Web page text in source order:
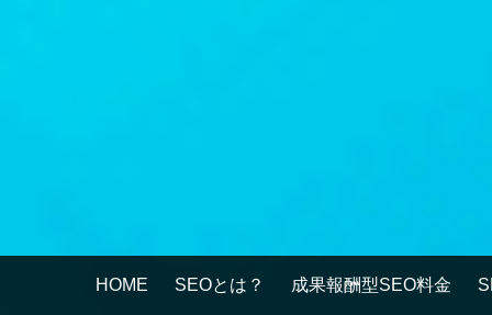
HOME SEOとは？ 成果報酬型SEO料金